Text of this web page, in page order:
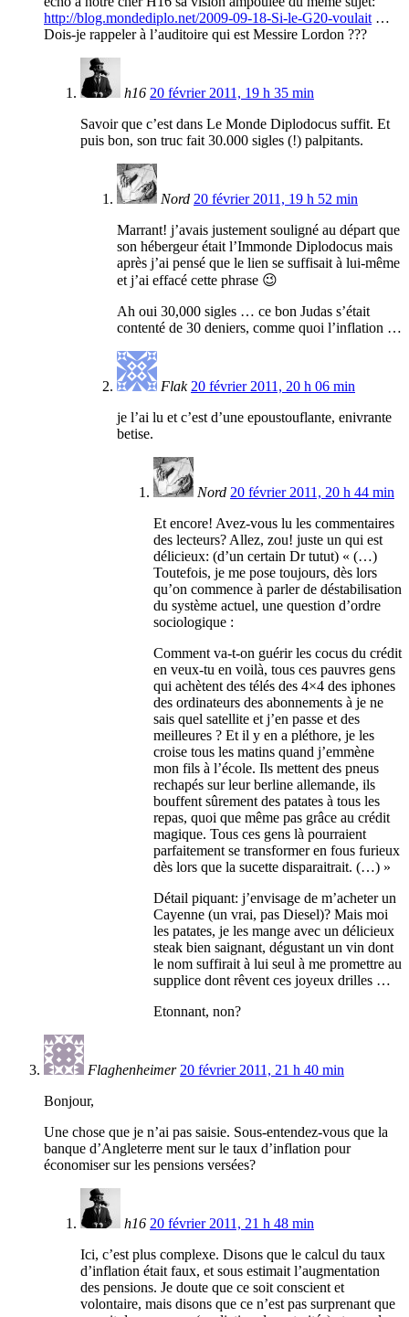
http://blog.mondediplo.net/2009-09-18-Si-le-G20-voulait …
Dois-je rappeler à l’auditoire qui est Messire Lordon ???
h16 20 février 2011, 19 h 35 min
Savoir que c’est dans Le Monde Diplodocus suffit. Et
puis bon, son truc fait 30.000 sigles (!) palpitants.
Nord 20 février 2011, 19 h 52 min
Marrant! j’avais justement souligné au départ que
son hébergeur était l’Immonde Diplodocus mais
après j’ai pensé que le lien se suffisait à lui-même
et j’ai effacé cette phrase 😉
Ah oui 30,000 sigles … ce bon Judas s’était
contenté de 30 deniers, comme quoi l’inflation …
Flak 20 février 2011, 20 h 06 min
je l’ai lu et c’est d’une epoustouflante, enivrante
betise.
Nord 20 février 2011, 20 h 44 min
Et encore! Avez-vous lu les commentaires
des lecteurs? Allez, zou! juste un qui est
délicieux: (d’un certain Dr tutut) « (…)
Toutefois, je me pose toujours, dès lors
qu’on commence à parler de déstabilisation
du système actuel, une question d’ordre
sociologique :
Comment va-t-on guérir les cocus du crédit
en veux-tu en voilà, tous ces pauvres gens
qui achètent des télés des 4×4 des iphones
des ordinateurs des abonnements à je ne
sais quel satellite et j’en passe et des
meilleures ? Et il y en a pléthore, je les
croise tous les matins quand j’emmène
mon fils à l’école. Ils mettent des pneus
rechapés sur leur berline allemande, ils
bouffent sûrement des patates à tous les
repas, quoi que même pas grâce au crédit
magique. Tous ces gens là pourraient
parfaitement se transformer en fous furieux
dès lors que la sucette disparaitrait. (…) »
Détail piquant: j’envisage de m’acheter un
Cayenne (un vrai, pas Diesel)? Mais moi
les patates, je les mange avec un délicieux
steak bien saignant, dégustant un vin dont
le nom suffirait à lui seul à me promettre au
supplice dont rêvent ces joyeux drilles …
Etonnant, non?
Flaghenheimer 20 février 2011, 21 h 40 min
Bonjour,
Une chose que je n’ai pas saisie. Sous-entendez-vous que la
banque d’Angleterre ment sur le taux d’inflation pour
économiser sur les pensions versées?
h16 20 février 2011, 21 h 48 min
Ici, c’est plus complexe. Disons que le calcul du taux
d’inflation était faux, et sous estimait l’augmentation
des pensions. Je doute que ce soit conscient et
volontaire, mais disons que ce n’est pas surprenant que